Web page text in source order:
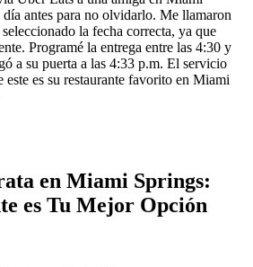
antes para no olvidarlo. Me llamaron
la fecha correcta, ya que
Programé la entrega entre las 4:30 y
a su puerta a las 4:33 p.m. El servicio
es su restaurante favorito en Miami
en Miami Springs:
es Tu Mejor Opción